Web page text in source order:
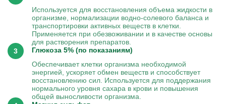
Используется для восстановления объема жидкости в
организме, нормализации водно-солевого баланса и
транспортировки активных веществ в клетки.
Применяется при обезвоживании и в качестве основы
для растворения препаратов.
Глюкоза 5% (по показаниям)
Обеспечивает клетки организма необходимой
энергией, ускоряет обмен веществ и способствует
восстановлению сил. Используется для поддержания
нормального уровня сахара в крови и повышения
общей выносливости организма.